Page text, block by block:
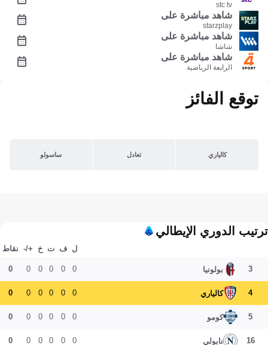
stc tv
شاهد مباشرة على
starzplay
شاهد مباشرة على
شاشا
شاهد مباشرة على
الرابعة الرياضية
توقع الفائز
كالياري تعادل ساسولو
ترتيب الدوري الإيطالي
ل ف ت خ +/- نقاط
3 بولونيا 0
0
0
0
0
0
4 كالياري 0
0
0
0
0
0
5 كومو 0
0
0
0
0
0
16 نابولي 0
0
0
0
0
0